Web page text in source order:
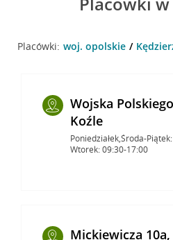
Placówki: woj. opolskie
Wojska
Koźle
Poniedziałek,Środa-
Wtorek: 09:30-17:00
Mickiewicza